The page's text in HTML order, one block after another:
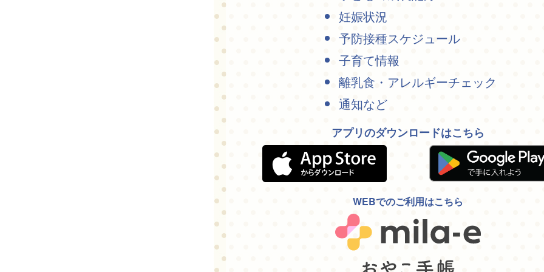
妊娠状況
予防接種スケジュール
子育て情報
離乳食・アレルギーチェック
通知など
アプリのダウンロードはこちら
WEBでのご利用はこちら